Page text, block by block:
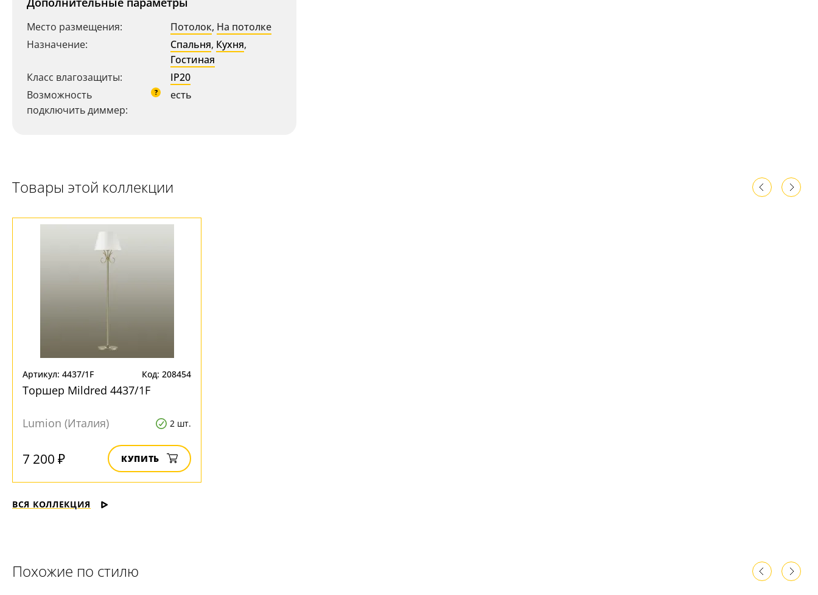
+7 (800) 775-63-32- бесплатно по России
Место размещения: Потолок, На потолке
Назначение:
Спальня, Кухня,
Гостиная
Класс влагозащиты:
IP20
Возможность
подключить диммер:
? есть
Товары этой коллекции
Артикул: 4437/1F Код: 208454
Торшер Mildred 4437/1F
Lumion (Италия) 2 шт.
7 200 ₽ КУПИТЬ
ВСЯ КОЛЛЕКЦИЯ
Похожие по стилю